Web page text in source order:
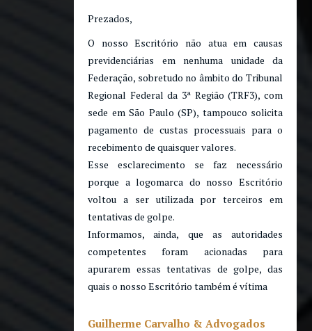
Prezados,
O nosso Escritório não atua em causas
previdenciárias em nenhuma unidade da
Federação, sobretudo no âmbito do Tribunal
Regional Federal da 3ª Região (TRF3), com
sede em São Paulo (SP), tampouco solicita
pagamento de custas processuais para o
recebimento de quaisquer valores.
Esse esclarecimento se faz necessário
porque a logomarca do nosso Escritório
voltou a ser utilizada por terceiros em
tentativas de golpe.
Informamos, ainda, que as autoridades
competentes foram acionadas para
apurarem essas tentativas de golpe, das
quais o nosso Escritório também é vítima
Guilherme Carvalho & Advogados